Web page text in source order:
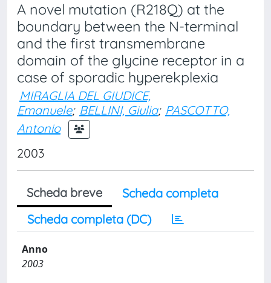
A novel mutation (R218Q) at the
boundary between the N-terminal
and the first transmembrane
domain of the glycine receptor in a
case of sporadic hyperekplexia
MIRAGLIA DEL GIUDICE,
Emanuele; BELLINI, Giulia; PASCOTTO,
Antonio
2003
Scheda breve
Scheda completa
Scheda completa (DC)
Anno
2003